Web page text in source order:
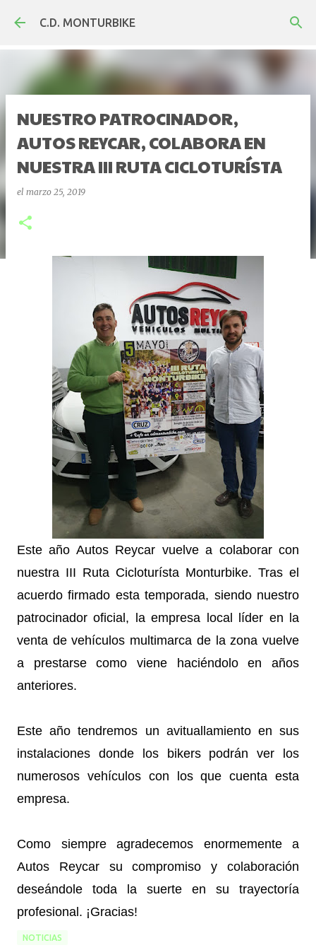
Ir al contenido principal
C.D. MONTURBIKE
NUESTRO PATROCINADOR,
AUTOS REYCAR, COLABORA EN
NUESTRA III RUTA CICLOTURÍSTA
el marzo 25, 2019
Este año Autos Reycar vuelve a colaborar con
nuestra III Ruta Cicloturísta Monturbike. Tras el
acuerdo firmado esta temporada, siendo nuestro
patrocinador oficial, la empresa local líder en la
venta de vehículos multimarca de la zona vuelve
a prestarse como viene haciéndolo en años
anteriores.
Este año tendremos un avituallamiento en sus
instalaciones donde los bikers podrán ver los
numerosos vehículos con los que cuenta esta
empresa.
Como siempre agradecemos enormemente a
Autos Reycar su compromiso y colaboración
deseándole toda la suerte en su trayectoría
profesional. ¡Gracias!
NOTICIAS